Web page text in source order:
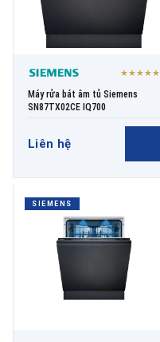
★★★★★
Máy rửa bát âm tủ Siemens
SN87TX02CE IQ700
Liên hệ
SIEMENS